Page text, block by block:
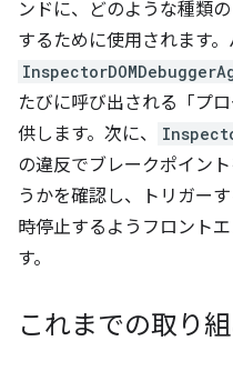
ンドに、どのような種類
するために使用されます
たびに呼び出される「プロ
供します。次に、
の違反でブレークポイン
うかを確認し、トリガー
時停止するようフロント
す。
これまでの取り